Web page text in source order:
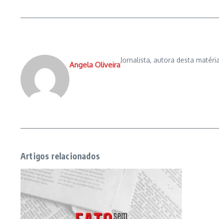
Angela Oliveira
Jornalista, autora desta
Artigos relacionados